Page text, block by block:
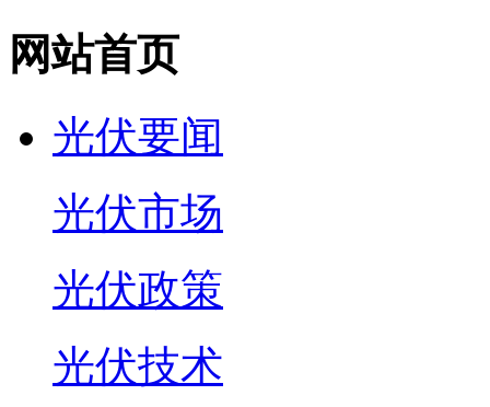
网站首页
光伏要闻
光伏市场
光伏政策
光伏技术